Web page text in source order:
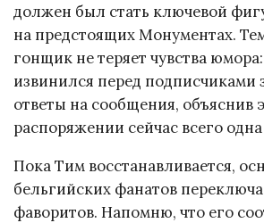
должен был стать ключевой
на предстоящих Монументах.
гонщик не теряет чувства
извинился перед подписчиками
ответы на сообщения, объяснив
распоряжении сейчас всего одна
Пока Тим восстанавливается,
бельгийских фанатов
фаворитов. Напомню, что его